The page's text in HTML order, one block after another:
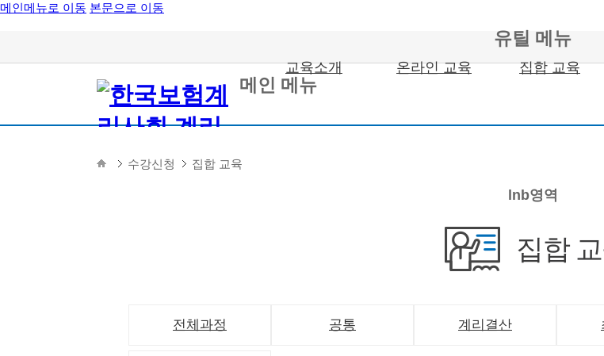
메인메뉴로 이동 본문으로 이동
유틸 메뉴
메인 메뉴
lnb영역
집합
전체과정 공통 계리결산
수강신청 집합 교육
교육소개 온라인 교육 집합 교육